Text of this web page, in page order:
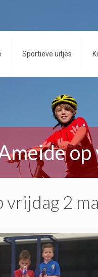
Sportieve uitjes
vrijdag 2